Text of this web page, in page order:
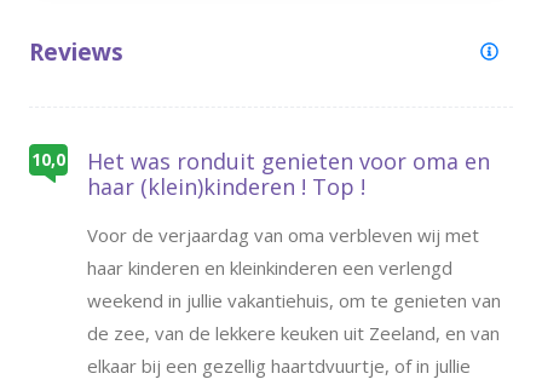
Reviews
10,0
Het was ronduit genieten voor oma en
haar (klein)kinderen ! Top !
Voor de verjaardag van oma verbleven wij met
haar kinderen en kleinkinderen een verlengd
weekend in jullie vakantiehuis, om te genieten van
de zee, van de lekkere keuken uit Zeeland, en van
elkaar bij een gezellig haartdvuurtje, of in jullie